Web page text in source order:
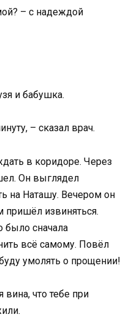
– с надеждой
и бабушка.
– сказал врач.
в коридоре. Через
Он выглядел
на Наташу. Вечером он
пришёл извиняться.
было сначала
всё самому. Повёл
умолять о прощении!
вина, что тебе при